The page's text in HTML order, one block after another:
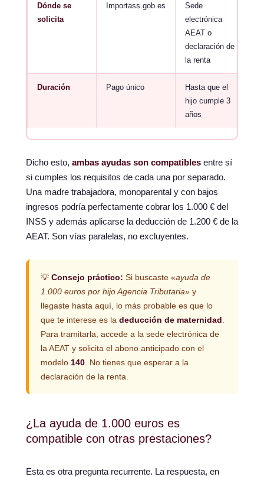
Dónde se
solicita
Importass.gob.es
Sede
electrónica
AEAT o
declaración de
la renta
Duración Pago único
Hasta que el
hijo cumple 3
años
Dicho esto, ambas ayudas son compatibles entre sí
si cumples los requisitos de cada una por separado.
Una madre trabajadora, monoparental y con bajos
ingresos podría perfectamente cobrar los 1.000 € del
INSS y además aplicarse la deducción de 1.200 € de la
AEAT. Son vías paralelas, no excluyentes.
💡Consejo práctico: Si buscaste «ayuda de
1.000 euros por hijo Agencia Tributaria» y
llegaste hasta aquí, lo más probable es que lo
que te interese es la deducción de maternidad
Para tramitarla, accede a la sede electrónica de
la AEAT y solicita el abono anticipado con el
modelo 140 . No tienes que esperar a la
declaración de la renta.
¿La ayuda de 1.000 euros es
compatible con otras prestaciones?
Esta es otra pregunta recurrente. La respuesta, en